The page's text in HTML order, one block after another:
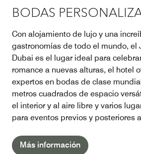
BODAS
Con alojamiento de lujo y una
gastronomías de todo el mundo, el
Dubai es el lugar ideal para
romance a nuevas alturas, el hotel
expertos en bodas de clase
metros cuadrados de espacio
el interior y al aire libre y varios
para eventos previos y posteriores
Más información